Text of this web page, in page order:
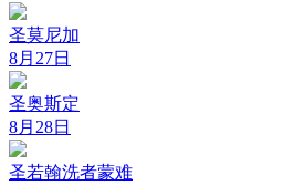
圣莫尼加
8月27日
圣奥斯定
8月28日
圣若翰洗者蒙难